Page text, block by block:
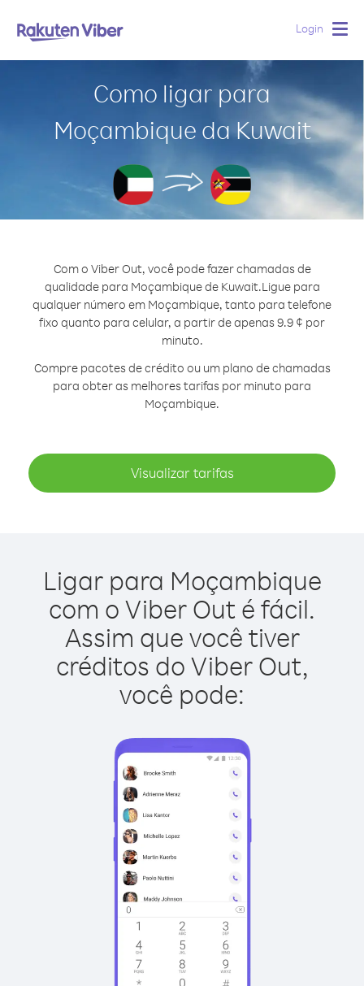
Login
Como ligar para
Moçambique da Kuwait
Com o Viber Out, você pode fazer chamadas de
qualidade para Moçambique de Kuwait.Ligue para
qualquer número em Moçambique, tanto para telefone
fixo quanto para celular, a partir de apenas 9.9 ¢ por
minuto.
Compre pacotes de crédito ou um plano de chamadas
para obter as melhores tarifas por minuto para
Moçambique.
Visualizar tarifas
Ligar para Moçambique
com o Viber Out é fácil.
Assim que você tiver
créditos do Viber Out,
você pode: